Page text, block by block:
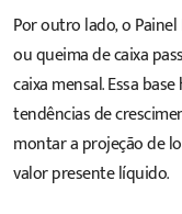
Por outro lado, o
ou queima de caixa
caixa mensal. Essa
tendências de
montar a projeção de
valor presente líquido.